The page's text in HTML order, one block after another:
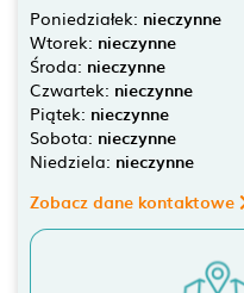
Poniedziałek: nieczynne
Wtorek: nieczynne
Środa: nieczynne
Czwartek: nieczynne
Piątek: nieczynne
Sobota: nieczynne
Niedziela: nieczynne
Zobacz dane kontaktowe